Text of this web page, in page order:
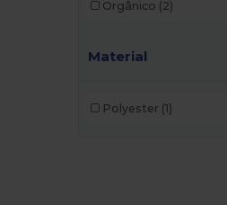
Orgânico (2)
Material
Polyester (1)